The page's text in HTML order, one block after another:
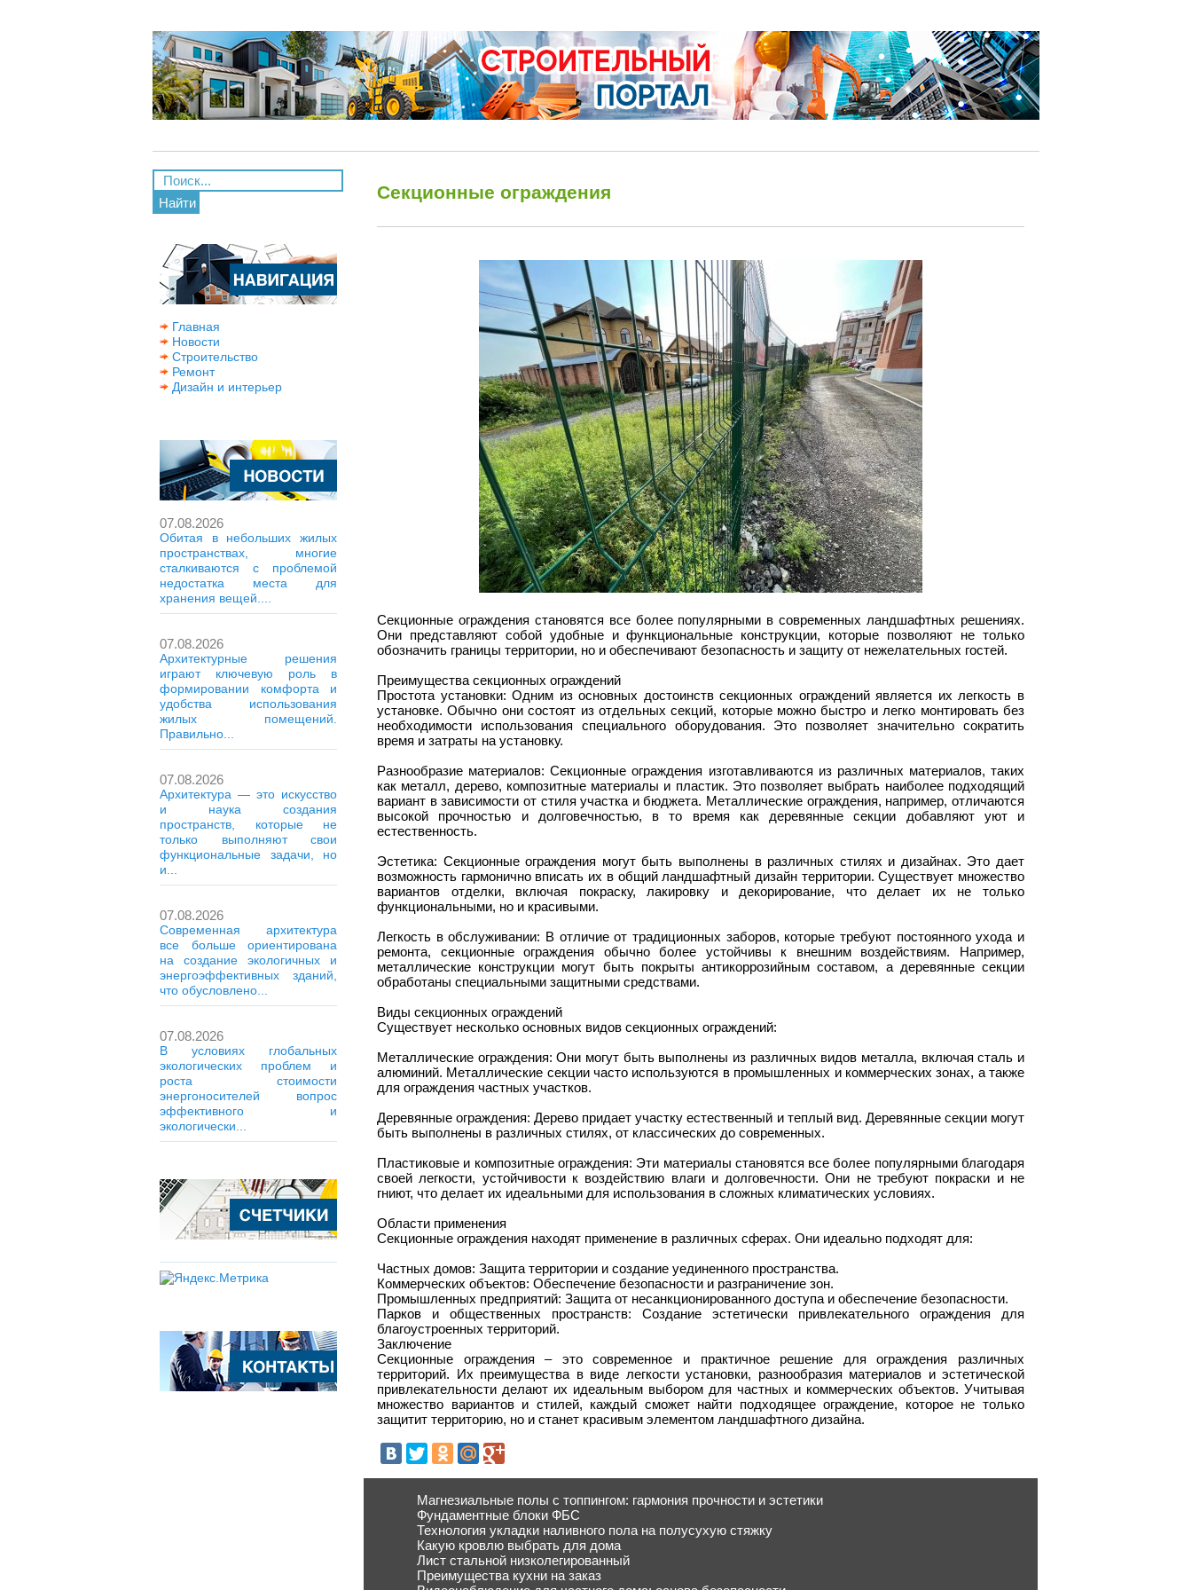
Найти
Главная
Новости
Строительство
Ремонт
Дизайн и интерьер
07.08.2026
Обитая в небольших жилых
пространствах, многие
сталкиваются с проблемой
недостатка места для
хранения вещей....
07.08.2026
Архитектурные решения
играют ключевую роль в
формировании комфорта и
удобства использования
жилых помещений.
Правильно...
07.08.2026
Архитектура — это искусство
и наука создания
пространств, которые не
только выполняют свои
функциональные задачи, но
и...
07.08.2026
Современная архитектура
все больше ориентирована
на создание экологичных и
энергоэффективных зданий,
что обусловлено...
07.08.2026
В условиях глобальных
экологических проблем и
роста стоимости
энергоносителей вопрос
эффективного и
экологически...
Секционные ограждения
Секционные ограждения становятся все более популярными в современных ландшафтных решениях.
Они представляют собой удобные и функциональные конструкции, которые позволяют не только
обозначить границы территории, но и обеспечивают безопасность и защиту от нежелательных гостей.
Преимущества секционных ограждений
Простота установки: Одним из основных достоинств секционных ограждений является их легкость в
установке. Обычно они состоят из отдельных секций, которые можно быстро и легко монтировать без
необходимости использования специального оборудования. Это позволяет значительно сократить
время и затраты на установку.
Разнообразие материалов: Секционные ограждения изготавливаются из различных материалов, таких
как металл, дерево, композитные материалы и пластик. Это позволяет выбрать наиболее подходящий
вариант в зависимости от стиля участка и бюджета. Металлические ограждения, например, отличаются
высокой прочностью и долговечностью, в то время как деревянные секции добавляют уют и
естественность.
Эстетика: Секционные ограждения могут быть выполнены в различных стилях и дизайнах. Это дает
возможность гармонично вписать их в общий ландшафтный дизайн территории. Существует множество
вариантов отделки, включая покраску, лакировку и декорирование, что делает их не только
функциональными, но и красивыми.
Легкость в обслуживании: В отличие от традиционных заборов, которые требуют постоянного ухода и
ремонта, секционные ограждения обычно более устойчивы к внешним воздействиям. Например,
металлические конструкции могут быть покрыты антикоррозийным составом, а деревянные секции
обработаны специальными защитными средствами.
Виды секционных ограждений
Существует несколько основных видов секционных ограждений:
Металлические ограждения: Они могут быть выполнены из различных видов металла, включая сталь и
алюминий. Металлические секции часто используются в промышленных и коммерческих зонах, а также
для ограждения частных участков.
Деревянные ограждения: Дерево придает участку естественный и теплый вид. Деревянные секции могут
быть выполнены в различных стилях, от классических до современных.
Пластиковые и композитные ограждения: Эти материалы становятся все более популярными благодаря
своей легкости, устойчивости к воздействию влаги и долговечности. Они не требуют покраски и не
гниют, что делает их идеальными для использования в сложных климатических условиях.
Области применения
Секционные ограждения находят применение в различных сферах. Они идеально подходят для:
Частных домов: Защита территории и создание уединенного пространства.
Коммерческих объектов: Обеспечение безопасности и разграничение зон.
Промышленных предприятий: Защита от несанкционированного доступа и обеспечение безопасности.
Парков и общественных пространств: Создание эстетически привлекательного ограждения для
благоустроенных территорий.
Заключение
Секционные ограждения – это современное и практичное решение для ограждения различных
территорий. Их преимущества в виде легкости установки, разнообразия материалов и эстетической
привлекательности делают их идеальным выбором для частных и коммерческих объектов. Учитывая
множество вариантов и стилей, каждый сможет найти подходящее ограждение, которое не только
защитит территорию, но и станет красивым элементом ландшафтного дизайна.
Магнезиальные полы с топпингом: гармония прочности и эстетики
Фундаментные блоки ФБС
Технология укладки наливного пола на полусухую стяжку
Какую кровлю выбрать для дома
Лист стальной низколегированный
Преимущества кухни на заказ